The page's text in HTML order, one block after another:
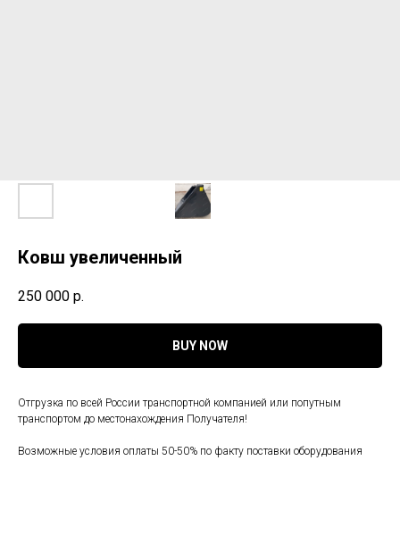
Ковш увеличенный
250 000 р.
BUY NOW
Отгрузка по всей России транспортной компанией или попутным
транспортом до местонахождения Получателя!
Возможные условия оплаты 50-50% по факту поставки оборудования